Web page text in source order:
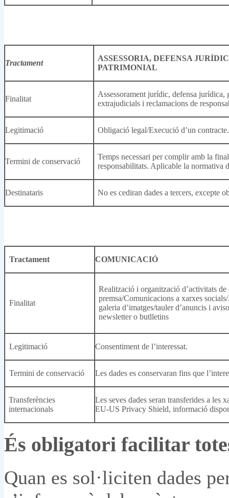
Tractament
ASSESSORIA, DEFENSA
PATRIMONIAL
Finalitat
Assessorament jurídic, defensa
extrajudicials i reclamacions de
Legitimació Obligació legal/Execució d’un contracte.
Termini de conservació
Temps necessari per complir amb la
responsabilitats. Aplicable la normativa
Destinataris No es cediran dades a tercers, excepte
Tractament COMUNICACIÓ
Finalitat
Realització i organització d’activitats
premsa/Comunicacions a xarxes
galeria d’imatges/tauler d’anuncis i
newsletter o butlletins
Legitimació Consentiment de l’interessat.
Termini de conservació Les dades es conservaran fins que
Transferències
internacionals
Les seves dades seran transferides a les
EU-US Privacy Shield, informació
És obligatori facilitar
Quan es sol·liciten dades